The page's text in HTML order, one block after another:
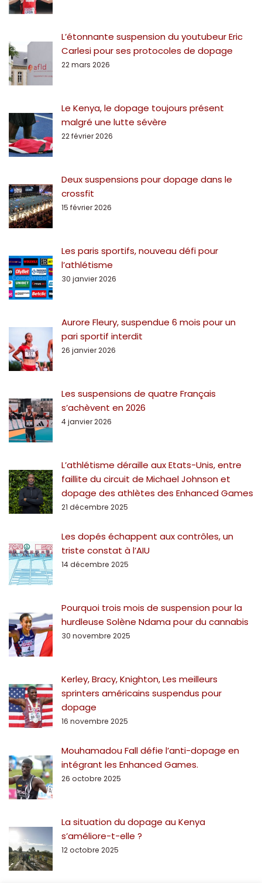
L’étonnante suspension du youtubeur Eric
Carlesi pour ses protocoles de dopage
22 mars 2026
Le Kenya, le dopage toujours présent
malgré une lutte sévère
22 février 2026
Deux suspensions pour dopage dans le
crossfit
15 février 2026
Les paris sportifs, nouveau défi pour
l’athlétisme
30 janvier 2026
Aurore Fleury, suspendue 6 mois pour un
pari sportif interdit
26 janvier 2026
Les suspensions de quatre Français
s’achèvent en 2026
4 janvier 2026
L’athlétisme déraille aux Etats-Unis, entre
faillite du circuit de Michael Johnson et
dopage des athlètes des Enhanced Games
21 décembre 2025
Les dopés échappent aux contrôles, un
triste constat à l’AIU
14 décembre 2025
Pourquoi trois mois de suspension pour la
hurdleuse Solène Ndama pour du cannabis
30 novembre 2025
Kerley, Bracy, Knighton, Les meilleurs
sprinters américains suspendus pour
dopage
16 novembre 2025
Mouhamadou Fall défie l’anti-dopage en
intégrant les Enhanced Games.
26 octobre 2025
La situation du dopage au Kenya
s’améliore-t-elle ?
12 octobre 2025